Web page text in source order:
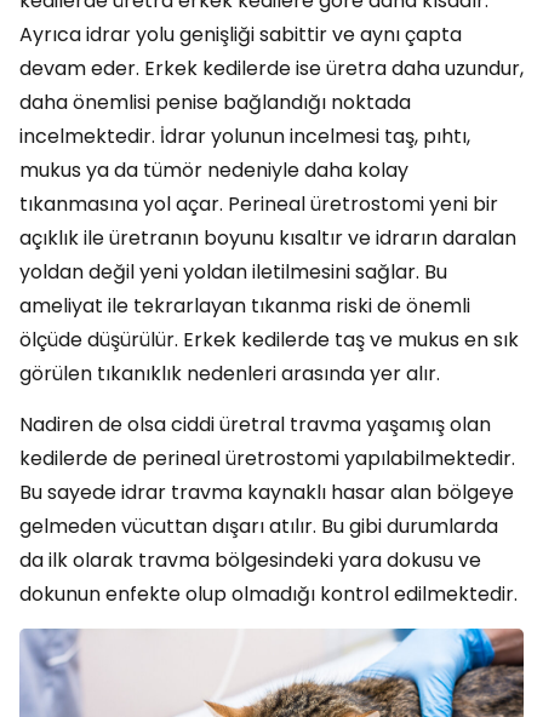
Ayrıca idrar yolu genişliği sabittir ve aynı çapta
devam eder. Erkek kedilerde ise üretra daha uzundur,
daha önemlisi penise bağlandığı noktada
incelmektedir. İdrar yolunun incelmesi taş, pıhtı,
mukus ya da tümör nedeniyle daha kolay
tıkanmasına yol açar. Perineal üretrostomi yeni bir
açıklık ile üretranın boyunu kısaltır ve idrarın daralan
yoldan değil yeni yoldan iletilmesini sağlar. Bu
ameliyat ile tekrarlayan tıkanma riski de önemli
ölçüde düşürülür. Erkek kedilerde taş ve mukus en sık
görülen tıkanıklık nedenleri arasında yer alır.
Nadiren de olsa ciddi üretral travma yaşamış olan
kedilerde de perineal üretrostomi yapılabilmektedir.
Bu sayede idrar travma kaynaklı hasar alan bölgeye
gelmeden vücuttan dışarı atılır. Bu gibi durumlarda
da ilk olarak travma bölgesindeki yara dokusu ve
dokunun enfekte olup olmadığı kontrol edilmektedir.